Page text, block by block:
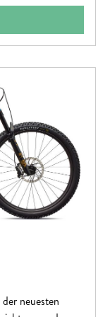
für Flow,
neuesten